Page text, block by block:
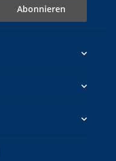
Abonnieren